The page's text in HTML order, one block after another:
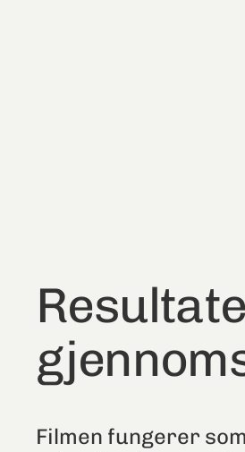
Filmen fungerer